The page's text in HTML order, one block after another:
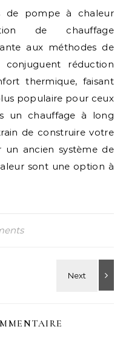
de pompe à chaleur
de chauffage
aux méthodes de
conjuguent réduction
thermique, faisant
populaire pour ceux
un chauffage à long
de construire votre
ancien système de
sont une option à